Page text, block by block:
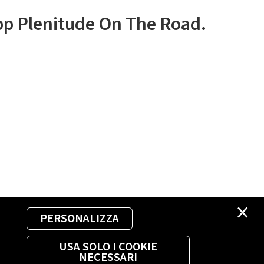
×
PERSONALIZZA
USA SOLO I COOKIE
NECESSARI
Plenitude On The Road.